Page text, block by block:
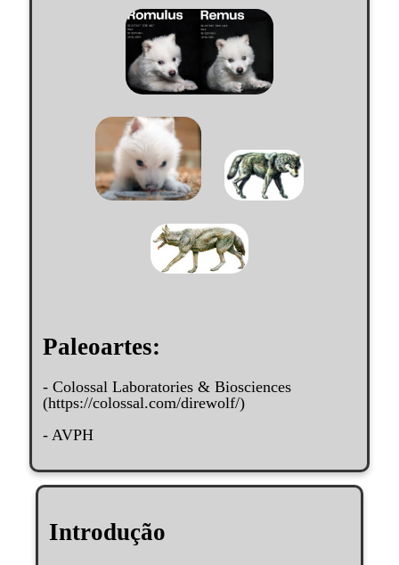
Paleoartes:
- Colossal Laboratories & Biosciences
(https://colossal.com/direwolf/)
- AVPH
Introdução